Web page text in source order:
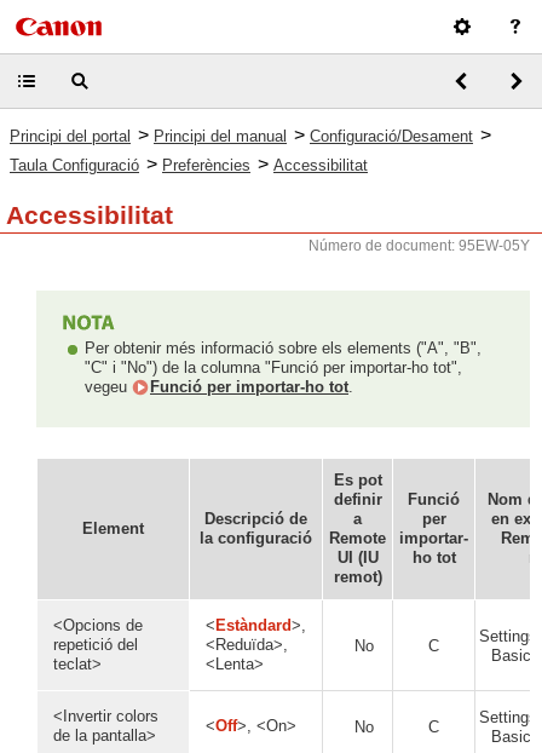
Principi del portal > Principi del manual > Configuració/Desament >
Taula Configuració > Preferències > Accessibilitat
Accessibilitat
Número de document: 95EW-05Y
Per obtenir més informació sobre els elements ("A", "B",
"C" i "No") de la columna "Funció per importar-ho tot",
vegeu
Funció per importar-ho tot.
Element
Descripció de
la configuració
Es pot
definir
a
Remote
UI (IU
remot)
Funció
per
importar-
ho tot
Nom
en
<Opcions de
repetició del
teclat>
< Estàndard>,
<Reduïda>,
<Lenta>
No C
Basic
<Invertir colors
de la pantalla>
<Off>, <On> No C
Basic